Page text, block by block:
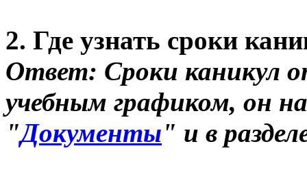
2. Где узнать сроки
Ответ: Сроки каникул
учебным графиком, он
"Документы" и в